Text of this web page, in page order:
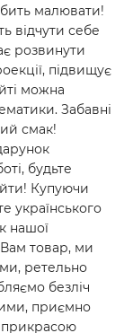
малювати!
відчути себе
розвинути
підвищує
можна
Забавні
смак!
будьте
Купуючи
українського
нашої
товар, ми
ретельно
безліч
приємно
прикрасою